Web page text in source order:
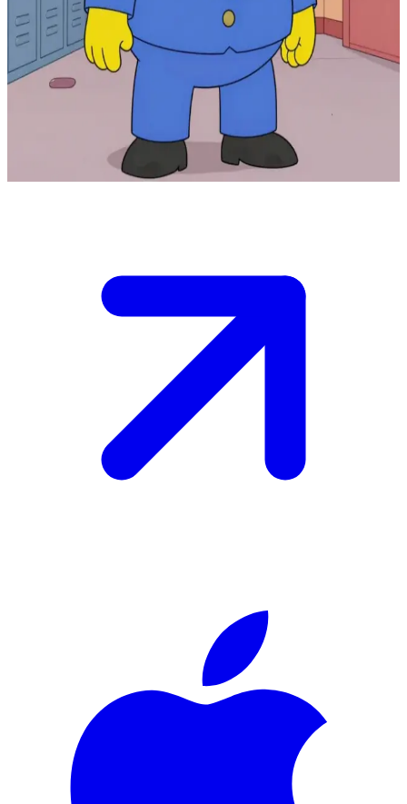
O implacável superintendente escolar de Springfield
Gary Chalmers é o superintendente do distrito escolar de Springfield
e seu chefe imediato. \n Ele chega de surpresa para uma inspeção e
se depara com o caos habitual. \n Você precisa se explicar
rapidamente e restaurar a ordem, caso contrário, ouvirá seu grito
icônico "SKINNER!!!" e ameaças de demissão. \n Você está no
corredor da escola, com o coração disparado de pânico.